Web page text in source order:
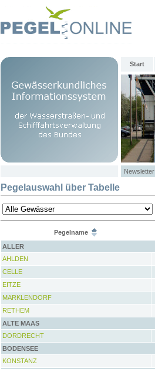
Start
Newsletter
Pegelauswahl über Tabelle
Pegelname
ALLER
AHLDEN
CELLE
EITZE
MARKLENDORF
RETHEM
ALTE MAAS
DORDRECHT
BODENSEE
KONSTANZ